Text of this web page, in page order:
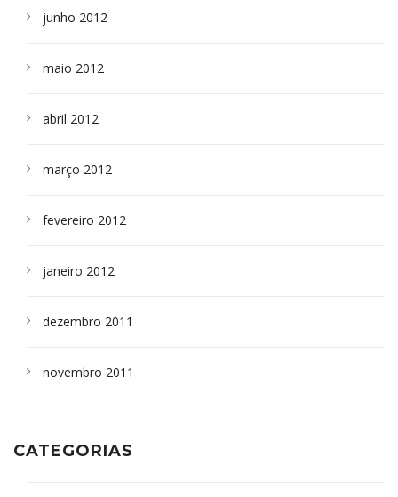
junho 2012
maio 2012
abril 2012
março 2012
fevereiro 2012
janeiro 2012
dezembro 2011
novembro 2011
CATEGORIAS